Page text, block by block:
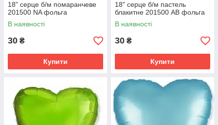
18" серце б/м помаранчеве
201500 NA фольга
В наявності
30 ₴
Купити
18" серце б/м пастель
блакитне 201500 AB фольга
В наявності
30 ₴
Купити